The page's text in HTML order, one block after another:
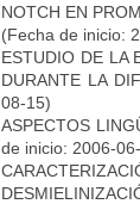
NOTCH EN
(Fecha de inicio:
ESTUDIO DE LA
DURANTE LA
08-15)
ASPECTOS
de inicio: 2006-